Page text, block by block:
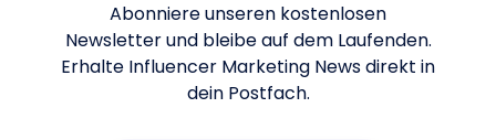
Abonniere unseren kostenlosen
Newsletter und bleibe auf dem Laufenden.
Erhalte Influencer Marketing News direkt in
dein Postfach.